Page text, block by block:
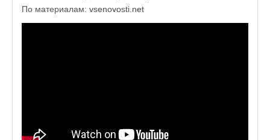
По материалам: vsenovosti.net